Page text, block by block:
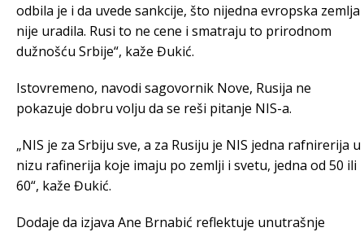
odbila je i da uvede sankcije, što nijedna evropska zemlja
nije uradila. Rusi to ne cene i smatraju to prirodnom
dužnošću Srbije“, kaže Đukić.
Istovremeno, navodi sagovornik Nove, Rusija ne
pokazuje dobru volju da se reši pitanje NIS-a.
„NIS je za Srbiju sve, a za Rusiju je NIS jedna rafnirerija u
nizu rafinerija koje imaju po zemlji i svetu, jedna od 50 ili
60“, kaže Đukić.
Dodaje da izjava Ane Brnabić reflektuje unutrašnje